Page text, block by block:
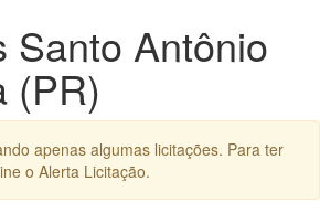
Santo Antônio
(PR)
apenas algumas licitações. Para ter
o Alerta Licitação.